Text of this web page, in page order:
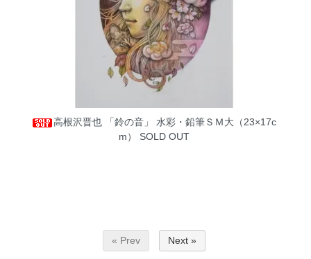
高根沢晋也 「鈴の音」 水彩・鉛筆ＳＭ大（23×17c
m）
SOLD OUT
« Prev Next »